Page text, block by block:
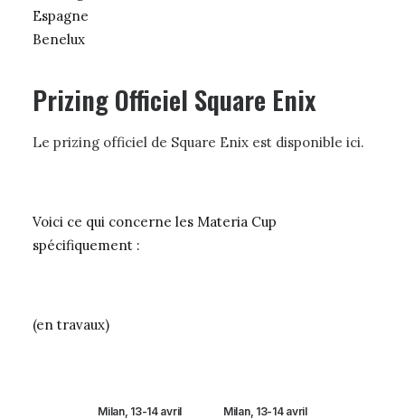
Espagne
Benelux
Prizing Officiel Square Enix
Le prizing officiel de Square Enix est disponible ici.
Voici ce qui concerne les Materia Cup
spécifiquement :
(en travaux)
Milan, 13-14 avril Milan, 13-14 avril